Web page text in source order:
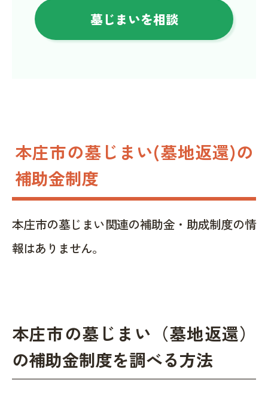
墓じまいを相談
本庄市の墓じまい(墓地返還)の
補助金制度
本庄市の墓じまい関連の補助金・助成制度の情
報はありません。
本庄市の墓じまい（墓地返還）
の補助金制度を調べる方法